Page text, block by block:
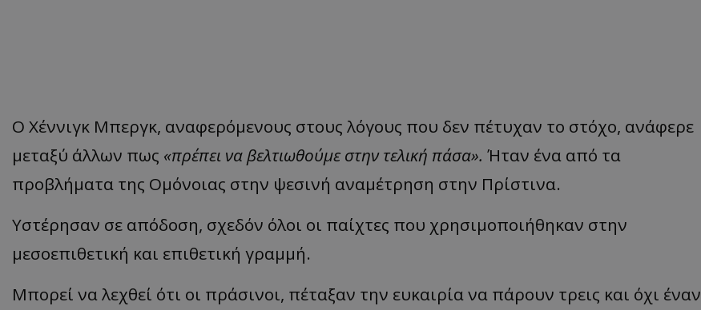
Ο Χέννιγκ Μπεργκ, αναφερόμενους στους λόγους που δεν πέτυχαν το στόχο, ανάφερε
μεταξύ άλλων πως «πρέπει να βελτιωθούμε στην τελική πάσα». Ήταν ένα από τα
προβλήματα της Ομόνοιας στην ψεσινή αναμέτρηση στην Πρίστινα.
Υστέρησαν σε απόδοση, σχεδόν όλοι οι παίχτες που χρησιμοποιήθηκαν στην
μεσοεπιθετική και επιθετική γραμμή.
Μπορεί να λεχθεί ότι οι πράσινοι, πέταξαν την ευκαιρία να πάρουν τρεις και όχι έναν